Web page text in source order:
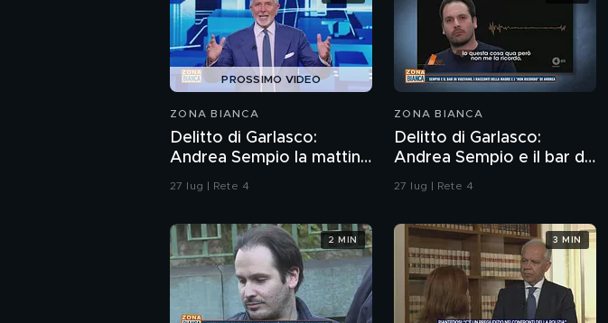
PROSSIMO VIDEO
ZONA BIANCA
Delitto di Garlasco:
Andrea Sempio la mattina
del delitto è stato in un
27 lug | Rete 4
ZONA BIANCA
Delitto di Garlasco:
Andrea Sempio e il bar di
Vigevano e i racconti
27 lug | Rete 4
2 MIN 3 MIN